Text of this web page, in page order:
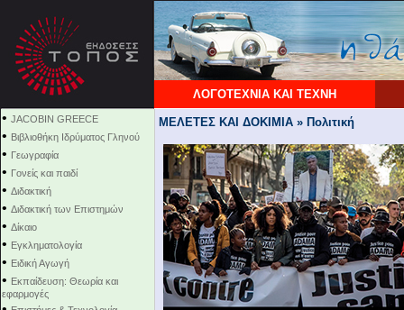
ΛΟΓΟΤΕΧΝΙΑ ΚΑΙ ΤΕΧΝΗ
• JACOBIN GREECE
• Βιβλιοθήκη Ιδρύματος Γληνού
• Γεωγραφία
• Γονείς και παιδί
• Διδακτική
• Διδακτική των Επιστημών
• Δίκαιο
• Εγκληματολογία
• Ειδική Αγωγή
• Εκπαίδευση: Θεωρία και
εφαρμογές
ΜΕΛΕΤΕΣ ΚΑΙ ΔΟΚΙΜΙΑ » Πολιτική